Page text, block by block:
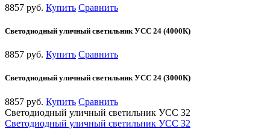
8857 руб. Купить Сравнить
Светодиодный уличный светильник УСС 24 (4000К)
8857 руб. Купить Сравнить
Светодиодный уличный светильник УСС 24 (3000К)
8857 руб. Купить Сравнить
Светодиодный уличный светильник УСС 32
Светодиодный уличный светильник УСС 32